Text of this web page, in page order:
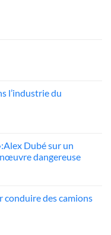
l’industrie du
Dubé sur un
dangereuse
conduire des camions